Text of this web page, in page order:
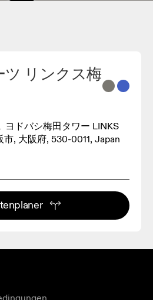
ツ リンクス梅
ヨドバシ梅田タワー LINKS
, 大阪府, 530-0011, Japan